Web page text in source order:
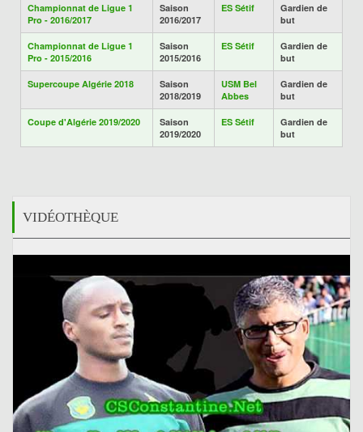
Championnat de Ligue 1
Pro - 2016/2017
Saison
2016/2017
ES Sétif
Gardien de
but
Championnat de Ligue 1
Pro - 2015/2016
Saison
2015/2016
ES Sétif
Gardien de
but
Supercoupe Algérie 2018
Saison
2018/2019
USM Bel
Abbes
Gardien de
but
Coupe d'Algérie 2019/2020
Saison
2019/2020
ES Sétif
Gardien de
but
VIDÉOTHÈQUE